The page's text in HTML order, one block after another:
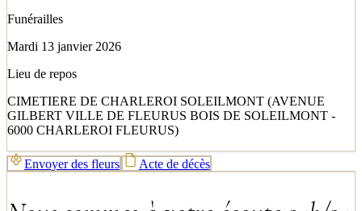
Funérailles
Mardi 13 janvier 2026
Lieu de repos
CIMETIERE DE CHARLEROI SOLEILMONT (AVENUE
GILBERT VILLE DE FLEURUS BOIS DE SOLEILMONT -
6000 CHARLEROI FLEURUS)
Envoyer des fleurs Acte de décès